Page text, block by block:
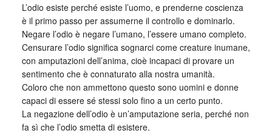
L’odio esiste perché esiste l’uomo, e prenderne coscienza
è il primo passo per assumerne il controllo e dominarlo.
Negare l’odio è negare l’umano, l’essere umano completo.
Censurare l’odio significa sognarci come creature inumane,
con amputazioni dell’anima, cioè incapaci di provare un
sentimento che è connaturato alla nostra umanità.
Coloro che non ammettono questo sono uomini e donne
capaci di essere sé stessi solo fino a un certo punto.
La negazione dell’odio è un’amputazione seria, perché non
fa sì che l’odio smetta di esistere.